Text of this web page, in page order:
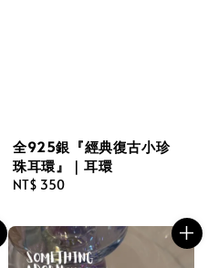
全925銀『經典復古小珍
珠耳環』｜耳環
Regular
NT$ 350